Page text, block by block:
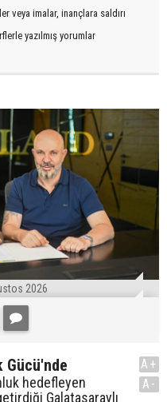
veya imalar, inançlara saldırı
yazılmış yorumlar
2026
Gücü'nde
hedefleyen
Galatasaraylı
A+
A-